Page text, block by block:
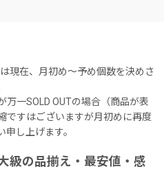
現在、月初め〜予め個数を決めさ
一SOLD OUTの場合（商品が表
ですはございますが月初めに再度
し上げます。
級の品揃え・最安値・感